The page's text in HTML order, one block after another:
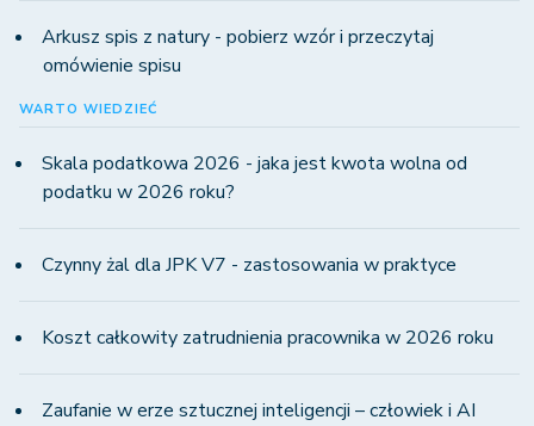
Arkusz spis z natury - pobierz wzór i przeczytaj
omówienie spisu
WARTO WIEDZIEĆ
Skala podatkowa 2026 - jaka jest kwota wolna od
podatku w 2026 roku?
Czynny żal dla JPK V7 - zastosowania w praktyce
Koszt całkowity zatrudnienia pracownika w 2026 roku
Zaufanie w erze sztucznej inteligencji – człowiek i AI